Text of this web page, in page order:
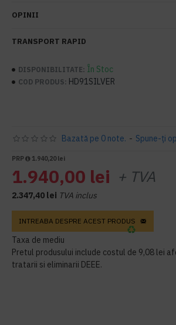
OPINII
TRANSPORT RAPID
DISPONIBILITATE: În Stoc
COD PRODUS: HD91SILVER
Bazată pe 0 note. - Spune-ţi
PRP 1.940,20 lei
1.940,00 lei + TVA
2.347,40 lei TVA inclus
INTREABA DESPRE ACEST PRODUS
Taxa de mediu
Pretul produsului include costul de 9,08 lei
tratarii si eliminarii DEEE.